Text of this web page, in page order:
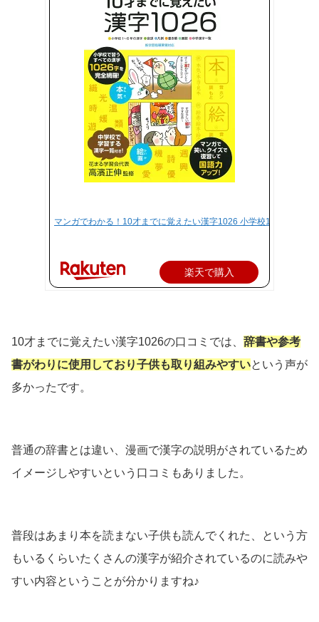
マンガでわかる！10才までに覚えたい漢字1026 小学校1～6年の漢
楽天で購入
10才までに覚えたい漢字1026の口コミでは、 辞書や参考
書がわりに使用しており子供も取り組みやすいという声が
多かったです。
普通の辞書とは違い、漫画で漢字の説明がされているため
イメージしやすいという口コミもありました。
普段はあまり本を読まない子供も読んでくれた、という方
もいるくらいたくさんの漢字が紹介されているのに読みや
すい内容ということが分かりますね♪